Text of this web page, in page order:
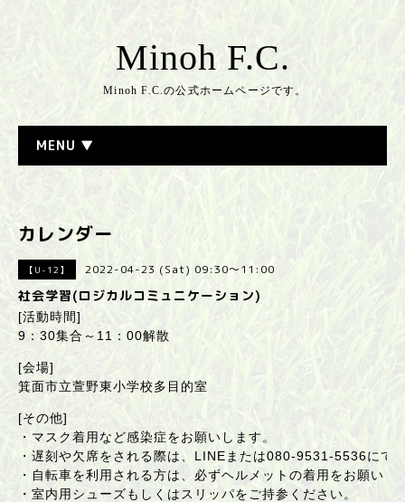
Minoh F.C.
Minoh F.C.の公式ホームページです。
MENU ▼
カレンダー
【U-12】 2022-04-23 (Sat) 09:30～11:00
社会学習(ロジカルコミュニケーション)
[活動時間]
9：30集合～11：00解散
[会場]
箕面市立萱野東小学校多目的室
[その他]
・マスク着用など感染症をお願いします。
・遅刻や欠席をされる際は、LINEまたは080-9531-5536にて
・自転車を利用される方は、必ずヘルメットの着用をお願いし
・室内用シューズもしくはスリッパをご持参ください。